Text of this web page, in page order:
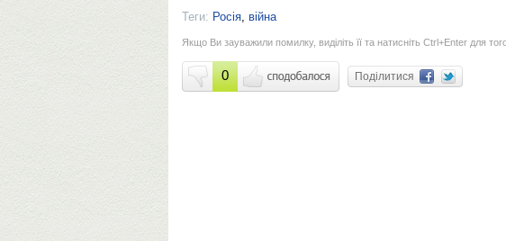
Теги: Росія війна
Якщо Ви зауважили помилку, виділіть її та натисніть Ctrl+Enter для
0 Поділитися